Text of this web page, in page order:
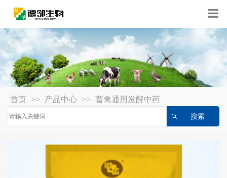
首页 >> 产品中心 >> 畜禽通用发酵中药